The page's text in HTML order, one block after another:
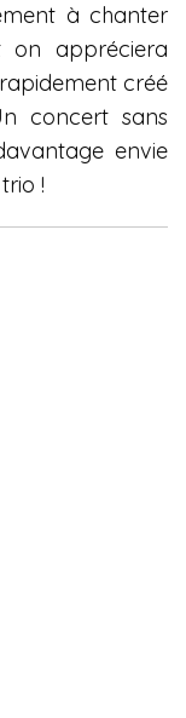
à chanter
appréciera
créé
concert sans
envie
!